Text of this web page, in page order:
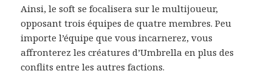
Ainsi, le soft se focalisera sur le multijoueur,
opposant trois équipes de quatre membres. Peu
importe l’équipe que vous incarnerez, vous
affronterez les créatures d’Umbrella en plus des
conflits entre les autres factions.